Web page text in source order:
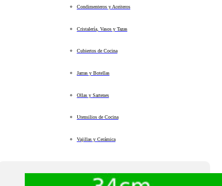
Condimenteros y Aceiteros
Cristalería, Vasos y Tazas
Cubiertos de Cocina
Jarras y Botellas
Ollas y Sartenes
Utensilios de Cocina
Vajillas y Cerámica